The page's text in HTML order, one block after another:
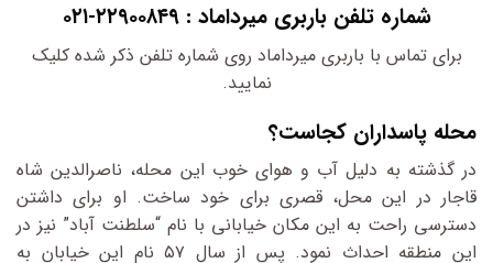
شماره تلفن باربری میرداماد :۲۲۹۰۰۸۴۹-۰۲۱
برای تماس با باربری میرداماد روی شماره تلفن ذکر شده کلیک
نمایید.
محله پاسداران کجاست؟
در گذشته به دلیل آب و هوای خوب این محله، ناصرالدین شاه
قاجار در این محل، قصری برای خود ساخت. او برای داشتن
دسترسی راحت به این مکان خیابانی با نام “سلطنت آباد” نیز در
این منطقه احداث نمود. پس از سال ۵۷ نام این خیابان به